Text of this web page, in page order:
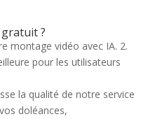
gratuit ?
montage vidéo avec IA. 2.
pour les utilisateurs
la qualité de notre service
doléances,